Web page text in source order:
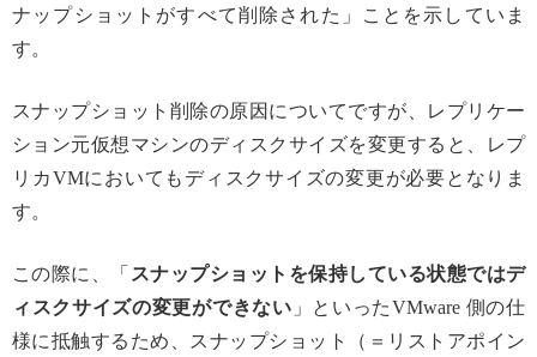
ナップショットがすべて削除された」ことを示していま
す。
スナップショット削除の原因についてですが、レプリケー
ション元仮想マシンのディスクサイズを変更すると、レプ
リカVMにおいてもディスクサイズの変更が必要となりま
す。
この際に、「 スナップショットを保持している状態ではデ
ィスクサイズの変更ができない 」といったVMware 側の仕
様に抵触するため、スナップショット（＝リストアポイン